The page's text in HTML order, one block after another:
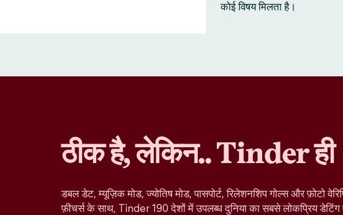
कोई विषय मिलता है।
ठीक है, लेकिन.. Tinder ही
डबल डेट, म्यूज़िक मोड, ज्योतिष मोड, पासपोर्ट, रिलेशनशिप गोल्स और फ़ोटो
फ़ीचर्स के साथ, Tinder 190 देशों में उपलब्ध दुनिया का सबसे लोकप्रिय डेटिंग